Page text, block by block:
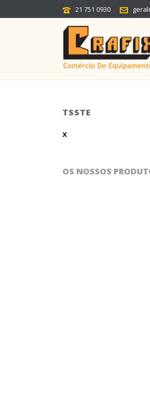
21 751 0930
TSSTE
x
OS NOSSOS